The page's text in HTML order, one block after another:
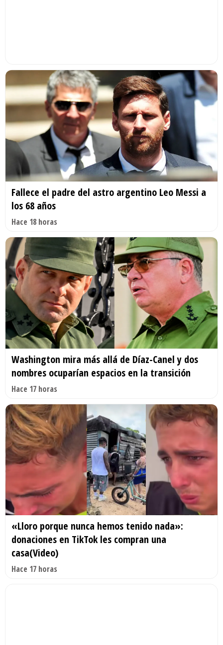
Fallece el padre del astro argentino Leo Messi a
los 68 años
Hace 18 horas
Washington mira más allá de Díaz-Canel y dos
nombres ocuparían espacios en la transición
Hace 17 horas
«Lloro porque nunca hemos tenido nada»:
donaciones en TikTok les compran una
casa(Video)
Hace 17 horas